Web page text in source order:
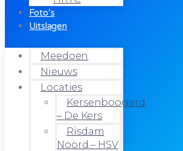
Foto’s
Uitslagen
Meedoen
Nieuws
Locaties
Kersenboogerd
– De Kers
Risdam
Noord – HSV